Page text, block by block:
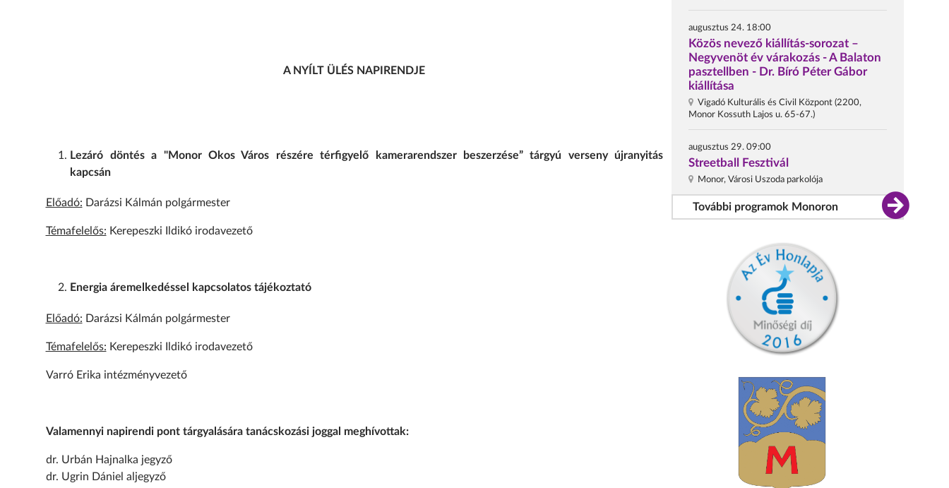
A NYÍLT ÜLÉS NAPIRENDJE
Lezáró döntés a "Monor Okos Város részére térfigyelő kamerarendszer beszerzése” tárgyú verseny újranyitás
kapcsán
Előadó: Darázsi Kálmán polgármester
Témafelelős: Kerepeszki Ildikó irodavezető
Energia áremelkedéssel kapcsolatos tájékoztató
Előadó: Darázsi Kálmán polgármester
Témafelelős: Kerepeszki Ildikó irodavezető
Varró Erika intézményvezető
Valamennyi napirendi pont tárgyalására tanácskozási joggal meghívottak:
dr. Urbán Hajnalka jegyző
dr. Ugrin Dániel aljegyző
augusztus 24. 18:00
Közös nevező kiállítás-sorozat –
Negyvenöt év várakozás - A Balaton
pasztellben - Dr. Bíró Péter Gábor
kiállítása
Vigadó Kulturális és Civil Központ (2200,
Monor Kossuth Lajos u. 65-67.)
augusztus 29. 09:00
Streetball Fesztivál
Monor, Városi Uszoda parkolója
További programok Monoron